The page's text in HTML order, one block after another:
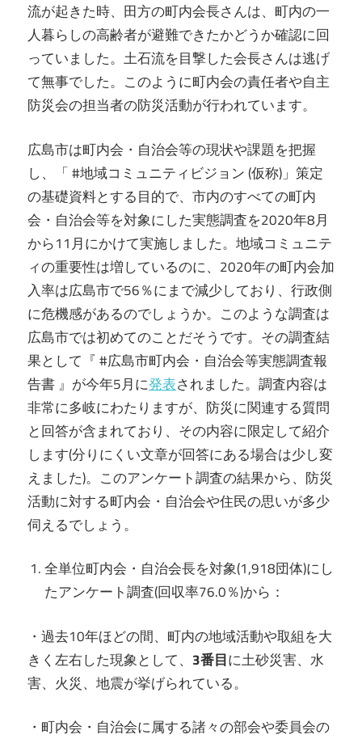
流が起きた時、田方の町内会長さんは、町内の一
人暮らしの高齢者が避難できたかどうか確認に回
っていました。土石流を目撃した会長さんは逃げ
て無事でした。このように町内会の責任者や自主
防災会の担当者の防災活動が行われています。
広島市は町内会・自治会等の現状や課題を把握
し、「 #地域コミュニティビジョン (仮称)」策定
の基礎資料とする目的で、市内のすべての町内
会・自治会等を対象にした実態調査を2020年8月
から11月にかけて実施しました。地域コミュニテ
ィの重要性は増しているのに、2020年の町内会加
入率は広島市で56％にまで減少しており、行政側
に危機感があるのでしょうか。このような調査は
広島市では初めてのことだそうです。その調査結
果として『 #広島市町内会・自治会等実態調査報
告書 』が今年5月に発表されました。調査内容は
非常に多岐にわたりますが、防災に関連する質問
と回答が含まれており、その内容に限定して紹介
します(分りにくい文章が回答にある場合は少し変
えました)。このアンケート調査の結果から、防災
活動に対する町内会・自治会や住民の思いが多少
伺えるでしょう。
全単位町内会・自治会長を対象(1,918団体)にし
たアンケート調査(回収率76.0％)から：
・過去10年ほどの間、町内の地域活動や取組を大
きく左右した現象として、 3番目に土砂災害、水
害、火災、地震が挙げられている。
・町内会・自治会に属する諸々の部会や委員会の